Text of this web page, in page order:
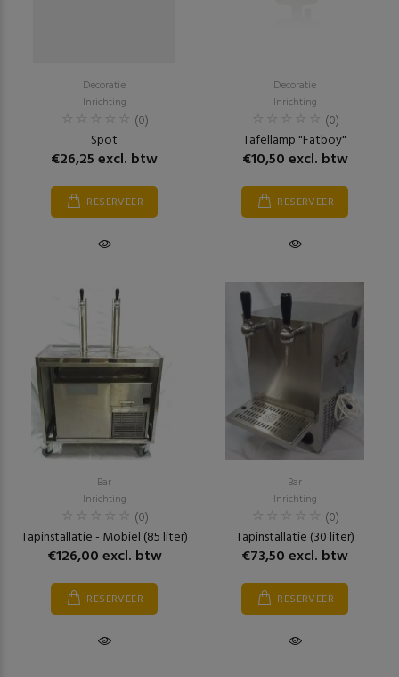
Decoratie
Inrichting
(0)
Spot
€26,25 excl. btw
RESERVEER
Decoratie
Inrichting
(0)
Tafellamp "Fatboy"
€10,50 excl. btw
RESERVEER
Bar
Inrichting
(0)
Tapinstallatie - Mobiel (85 liter)
€126,00 excl. btw
RESERVEER
Bar
Inrichting
(0)
Tapinstallatie (30 liter)
€73,50 excl. btw
RESERVEER